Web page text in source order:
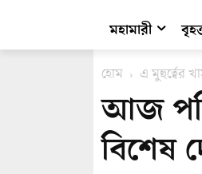
মহামারী
হোম এ মুহুর্ত্বের
আজ
বিশেষ